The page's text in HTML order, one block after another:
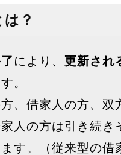
は？
により、 更新され
。
、借家人の方、双
人の方は引き続き
す。（従来型の借